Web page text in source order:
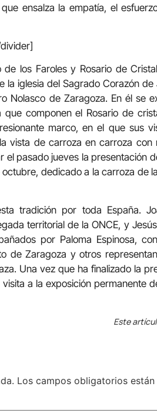
ensalza la empatía, el
de los Faroles y Rosario de
la iglesia del Sagrado Corazón
Nolasco de Zaragoza. En él se
que componen el Rosario de
marco, en el que sus
vista de carroza en carroza con
el pasado jueves la presentación
octubre, dedicado a la carroza de
tradición por toda España.
territorial de la ONCE, y
por Paloma Espinosa,
de Zaragoza y otros
Una vez que ha finalizado la
a la exposición permanente
Este
Los campos obligatorios